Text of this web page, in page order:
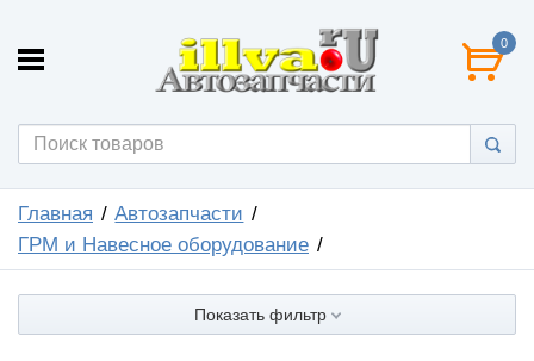
0
Главная
Автозапчасти
ГРМ и Навесное оборудование
Показать фильтр